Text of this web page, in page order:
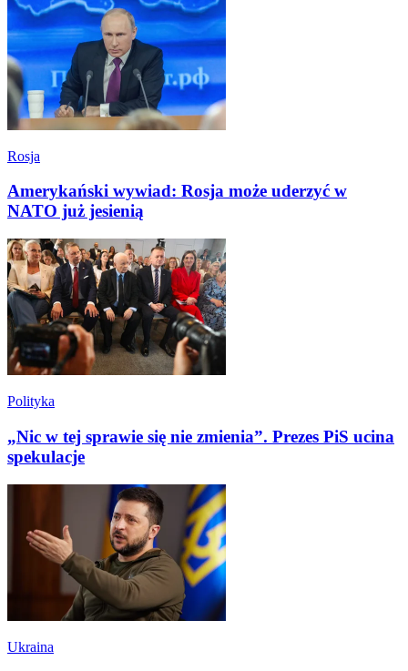
Rosja
Amerykański wywiad: Rosja może uderzyć w
NATO już jesienią
Polityka
„Nic w tej sprawie się nie zmienia”. Prezes PiS ucina
spekulacje
Ukraina